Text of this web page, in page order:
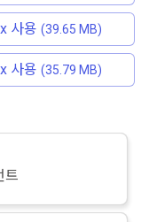
사용 (39.65 MB)
사용 (35.79 MB)
트